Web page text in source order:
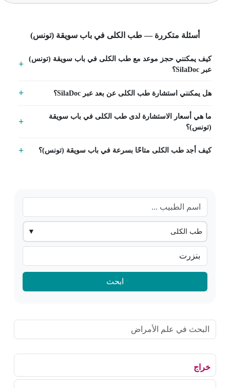
طب الكلى
ابحث
خراج
أسئلة متكررة — طب الكلى في باب سويقة (تونس)
كيف يمكنني حجز موعد مع طب الكلى في باب سويقة (تونس)
عبر SilaDoc؟
هل يمكنني استشارة طب الكلى عن بعد عبر SilaDoc؟
ما هي أسعار الاستشارة لدى طب الكلى في باب سويقة
(تونس)؟
كيف أجد طب الكلى متاحًا بسرعة في باب سويقة (تونس)؟